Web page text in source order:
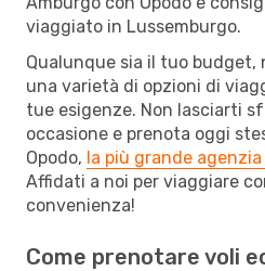
viaggiato in Lussemburgo.
Qualunque sia il tuo budget,
una varietà di opzioni di
tue esigenze. Non lasciarti
occasione e prenota oggi
Opodo, la più grande
Affidati a noi per viaggiare
convenienza!
Come prenotare voli